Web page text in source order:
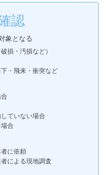
認
象となる
損・汚損など）
・飛来・衝突など
ていない場合
合
に依頼
による現地調査